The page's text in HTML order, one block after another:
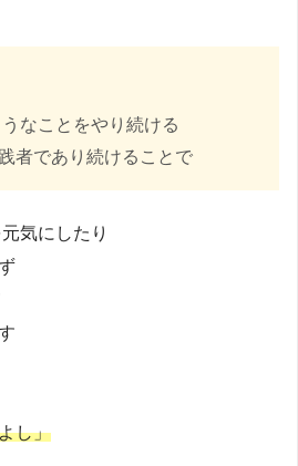
なことをやり続ける
者であり続けることで
気にしたり
し」